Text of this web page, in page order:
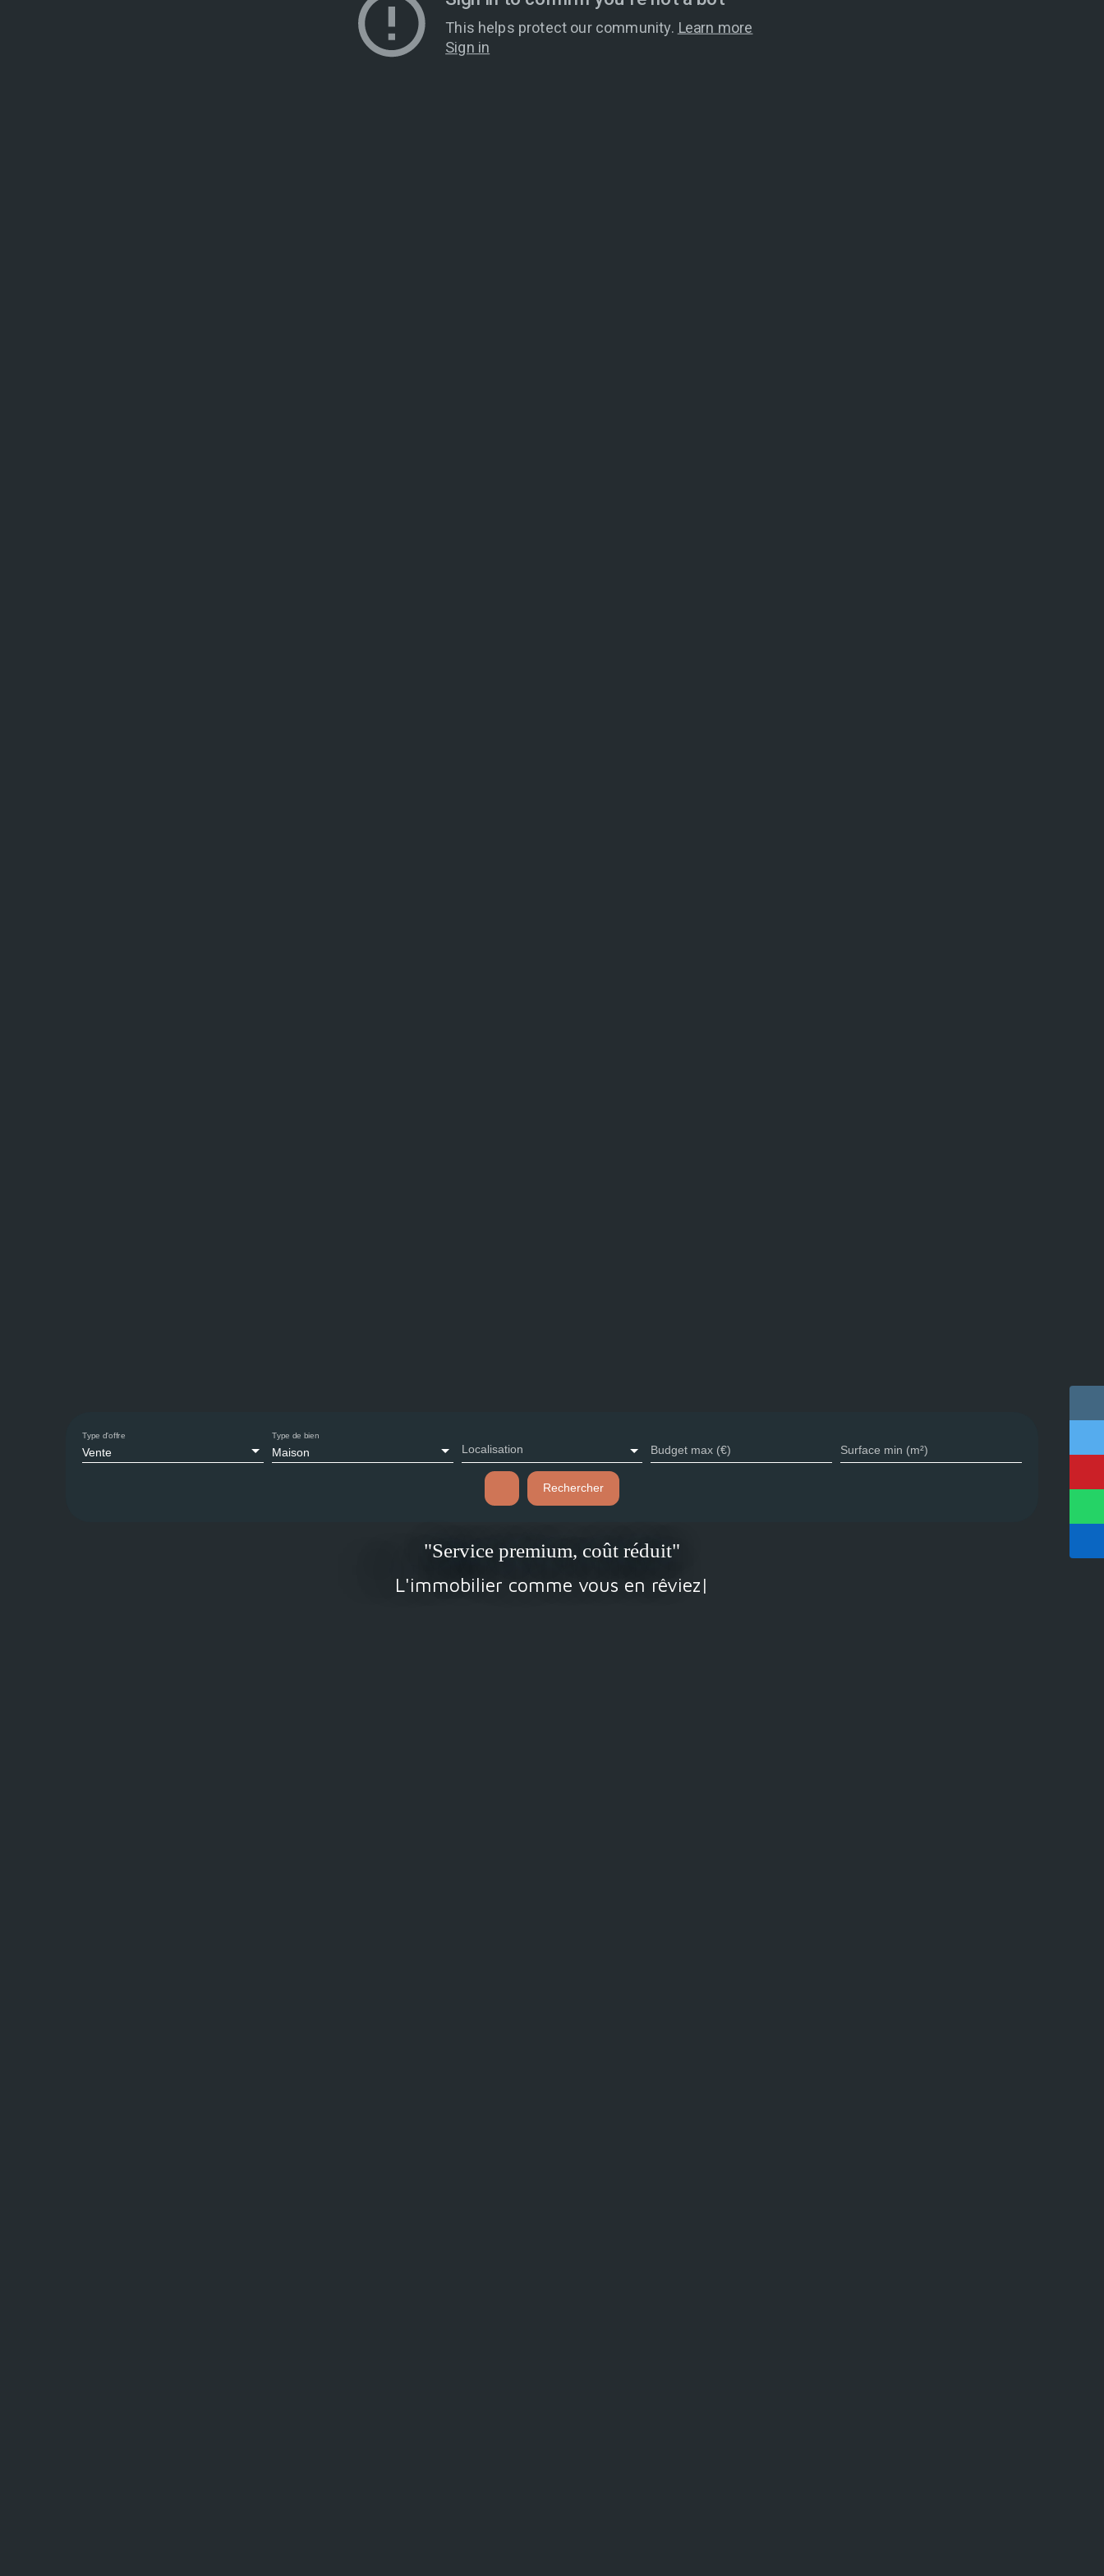
Vente
Type d'offre
Maison
Type de bien
Localisation Budget max (€) Surface min (m²)
Rechercher
"Service premium, coût réduit"
L'immobilier comme vous en rêviez !